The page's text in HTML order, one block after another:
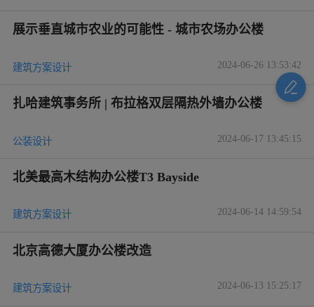
展示垂直城市农业的可能性 - 城市农场办公楼
建筑方案设计 2024-06-26 13:53:42
扎哈建筑事务所 | 布拉格双层隔热外墙办公楼
公装设计 2024-06-17 13:45:15
北美最高木结构办公楼T3 Bayside
建筑方案设计 2024-06-14 14:59:54
北京高德大厦办公楼改造
建筑方案设计 2024-06-13 15:25:17